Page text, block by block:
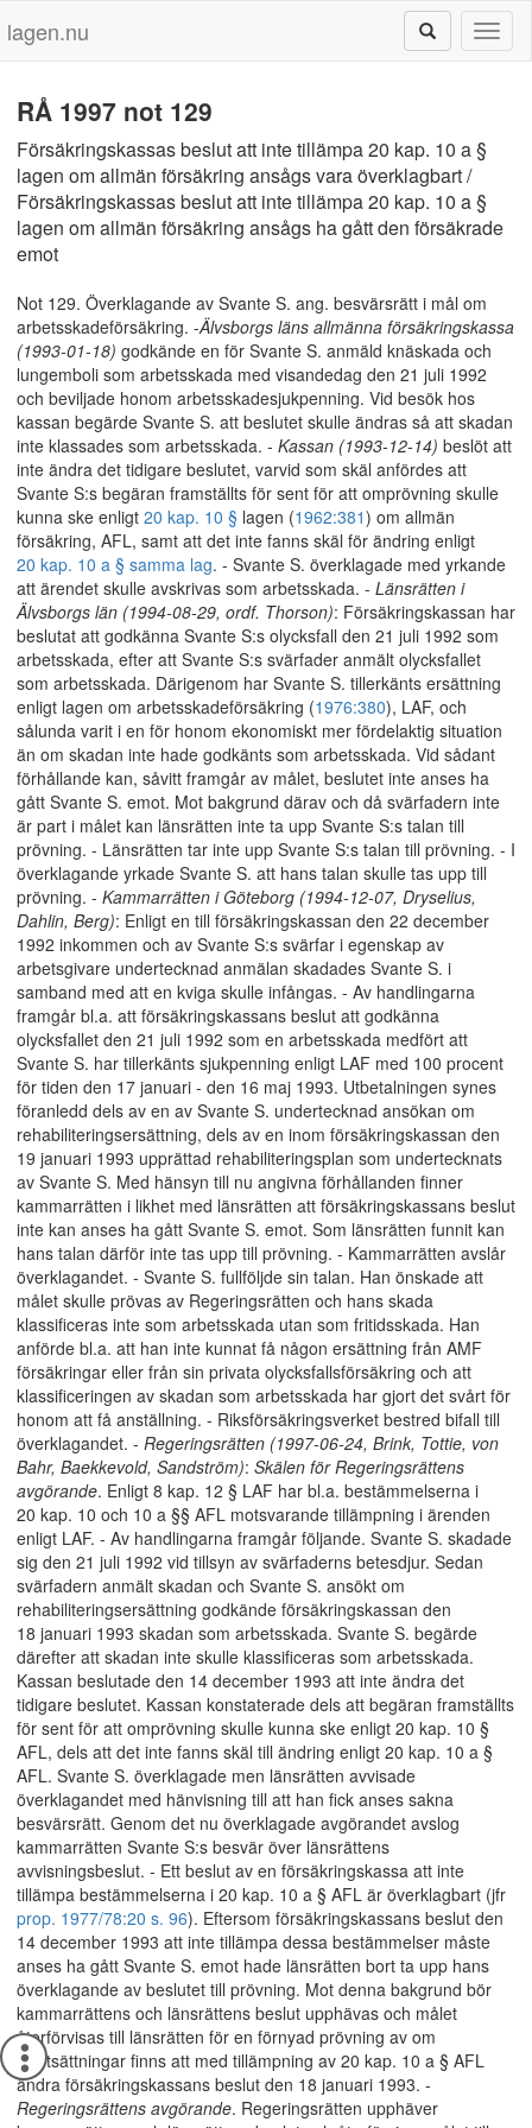
lagen.nu
RÅ 1997 not 129
Försäkringskassas beslut att inte tillämpa 20 kap. 10 a §
lagen om allmän försäkring ansågs vara överklagbart /
Försäkringskassas beslut att inte tillämpa 20 kap. 10 a §
lagen om allmän försäkring ansågs ha gått den försäkrade
emot
Not 129. Överklagande av Svante S. ang. besvärsrätt i mål om
arbetsskadeförsäkring. -Älvsborgs läns allmänna försäkringskassa
(1993-01-18) godkände en för Svante S. anmäld knäskada och
lungemboli som arbetsskada med visandedag den 21 juli 1992
och beviljade honom arbetsskadesjukpenning. Vid besök hos
kassan begärde Svante S. att beslutet skulle ändras så att skadan
inte klassades som arbetsskada. - Kassan (1993-12-14) beslöt att
inte ändra det tidigare beslutet, varvid som skäl anfördes att
Svante S:s begäran framställts för sent för att omprövning skulle
kunna ske enligt 20 kap. 10 § lagen (1962:381) om allmän
försäkring, AFL, samt att det inte fanns skäl för ändring enligt
20 kap. 10 a § samma lag. - Svante S. överklagade med yrkande
att ärendet skulle avskrivas som arbetsskada. - Länsrätten i
Älvsborgs län (1994-08-29, ordf. Thorson): Försäkringskassan har
beslutat att godkänna Svante S:s olycksfall den 21 juli 1992 som
arbetsskada, efter att Svante S:s svärfader anmält olycksfallet
som arbetsskada. Därigenom har Svante S. tillerkänts ersättning
enligt lagen om arbetsskadeförsäkring (1976:380), LAF, och
sålunda varit i en för honom ekonomiskt mer fördelaktig situation
än om skadan inte hade godkänts som arbetsskada. Vid sådant
förhållande kan, såvitt framgår av målet, beslutet inte anses ha
gått Svante S. emot. Mot bakgrund därav och då svärfadern inte
är part i målet kan länsrätten inte ta upp Svante S:s talan till
prövning. - Länsrätten tar inte upp Svante S:s talan till prövning. - I
överklagande yrkade Svante S. att hans talan skulle tas upp till
prövning. - Kammarrätten i Göteborg (1994-12-07, Dryselius,
Dahlin, Berg): Enligt en till försäkringskassan den 22 december
1992 inkommen och av Svante S:s svärfar i egenskap av
arbetsgivare undertecknad anmälan skadades Svante S. i
samband med att en kviga skulle infångas. - Av handlingarna
framgår bl.a. att försäkringskassans beslut att godkänna
olycksfallet den 21 juli 1992 som en arbetsskada medfört att
Svante S. har tillerkänts sjukpenning enligt LAF med 100 procent
för tiden den 17 januari - den 16 maj 1993. Utbetalningen synes
föranledd dels av en av Svante S. undertecknad ansökan om
rehabiliteringsersättning, dels av en inom försäkringskassan den
19 januari 1993 upprättad rehabiliteringsplan som undertecknats
av Svante S. Med hänsyn till nu angivna förhållanden finner
kammarrätten i likhet med länsrätten att försäkringskassans beslut
inte kan anses ha gått Svante S. emot. Som länsrätten funnit kan
hans talan därför inte tas upp till prövning. - Kammarrätten avslår
överklagandet. - Svante S. fullföljde sin talan. Han önskade att
målet skulle prövas av Regeringsrätten och hans skada
klassificeras inte som arbetsskada utan som fritidsskada. Han
anförde bl.a. att han inte kunnat få någon ersättning från AMF
försäkringar eller från sin privata olycksfallsförsäkring och att
klassificeringen av skadan som arbetsskada har gjort det svårt för
honom att få anställning. - Riksförsäkringsverket bestred bifall till
överklagandet. - Regeringsrätten (1997-06-24, Brink, Tottie, von
Bahr, Baekkevold, Sandström): Skälen för Regeringsrättens
avgörande. Enligt 8 kap. 12 § LAF har bl.a. bestämmelserna i
20 kap. 10 och 10 a §§ AFL motsvarande tillämpning i ärenden
enligt LAF. - Av handlingarna framgår följande. Svante S. skadade
sig den 21 juli 1992 vid tillsyn av svärfaderns betesdjur. Sedan
svärfadern anmält skadan och Svante S. ansökt om
rehabiliteringsersättning godkände försäkringskassan den
18 januari 1993 skadan som arbetsskada. Svante S. begärde
därefter att skadan inte skulle klassificeras som arbetsskada.
Kassan beslutade den 14 december 1993 att inte ändra det
tidigare beslutet. Kassan konstaterade dels att begäran framställts
för sent för att omprövning skulle kunna ske enligt 20 kap. 10 §
AFL, dels att det inte fanns skäl till ändring enligt 20 kap. 10 a §
AFL. Svante S. överklagade men länsrätten avvisade
överklagandet med hänvisning till att han fick anses sakna
besvärsrätt. Genom det nu överklagade avgörandet avslog
kammarrätten Svante S:s besvär över länsrättens
avvisningsbeslut. - Ett beslut av en försäkringskassa att inte
tillämpa bestämmelserna i 20 kap. 10 a § AFL är överklagbart (jfr
prop. 1977/78:20 s. 96). Eftersom försäkringskassans beslut den
14 december 1993 att inte tillämpa dessa bestämmelser måste
anses ha gått Svante S. emot hade länsrätten bort ta upp hans
överklagande av beslutet till prövning. Mot denna bakgrund bör
kammarrättens och länsrättens beslut upphävas och målet
återförvisas till länsrätten för en förnyad prövning av om
förutsättningar finns att med tillämpning av 20 kap. 10 a § AFL
ändra försäkringskassans beslut den 18 januari 1993. -
Regeringsrättens avgörande. Regeringsrätten upphäver